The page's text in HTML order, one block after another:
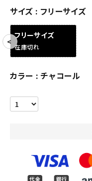
SEASON
CONTENTS
ようこそ ゲスト 様
meeting_room ログイン
サイズ フリーサイズ
フリーサイズ
在庫切れ
カラー チャコール